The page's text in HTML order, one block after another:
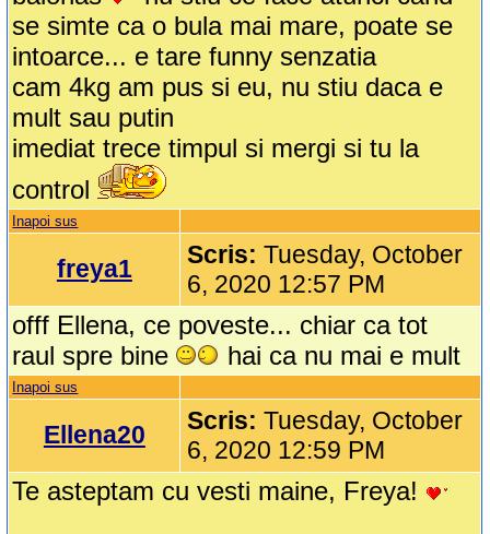
se simte ca o bula mai mare, poate se
intoarce... e tare funny senzatia
cam 4kg am pus si eu, nu stiu daca e
mult sau putin
imediat trece timpul si mergi si tu la
control
Inapoi sus
freya1 Scris:Tuesday, October
6, 2020 12:57 PM
offf Ellena, ce poveste... chiar ca tot
raul spre bine
hai ca nu mai e mult
Inapoi sus
Ellena20 Scris:Tuesday, October
6, 2020 12:59 PM
Te asteptam cu vesti maine, Freya!